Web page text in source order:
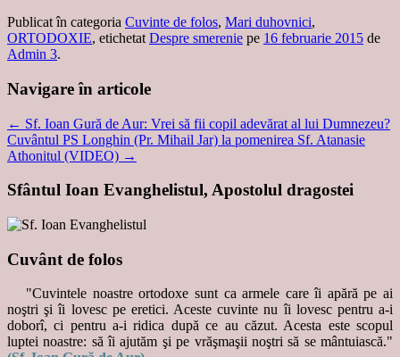
Publicat în categoria Cuvinte de folos, Mari duhovnici,
ORTODOXIE, etichetat Despre smerenie pe 16 februarie 2015 de
Admin 3.
Navigare în articole
← Sf. Ioan Gură de Aur: Vrei să fii copil adevărat al lui Dumnezeu?
Cuvântul PS Longhin (Pr. Mihail Jar) la pomenirea Sf. Atanasie
Athonitul (VIDEO) →
Sfântul Ioan Evanghelistul, Apostolul dragostei
Cuvânt de folos
"Cuvintele noastre ortodoxe sunt ca armele care îi apără pe ai
noştri şi îi lovesc pe eretici. Aceste cuvinte nu îi lovesc pentru a-i
doborî, ci pentru a-i ridica după ce au căzut. Acesta este scopul
luptei noastre: să îi ajutăm şi pe vrăşmaşii noştri să se mântuiască."